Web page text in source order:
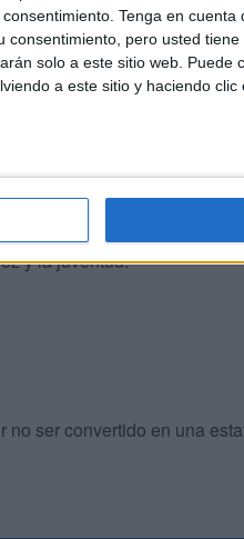
Tenga en cuenta
pero usted
solo a este sitio web. Puede
a este sitio y haciendo
de olvidarte del
ninguna isla del tesoro.
de años.
el cabo de las tormentas
no hay metas, porque la
y la juventud.
ser convertido en una